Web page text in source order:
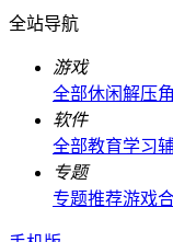
全站导航
游戏
全部休闲解压
软件
全部教育学习
专题
专题推荐游戏